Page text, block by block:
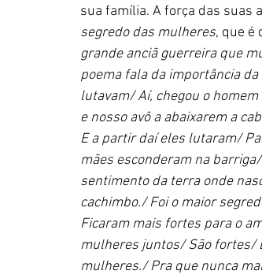
sua família. A força das suas
segredo das mulheres, que é
grande anciã guerreira que
poema fala da importância
lutavam/ Aí, chegou o
e nosso avô a abaixarem a
E a partir daí eles lutaram/
mães esconderam na
sentimento da terra onde
cachimbo./ Foi o maior
Ficaram mais fortes para o
mulheres juntos/ São fortes/
mulheres./ Pra que nunca